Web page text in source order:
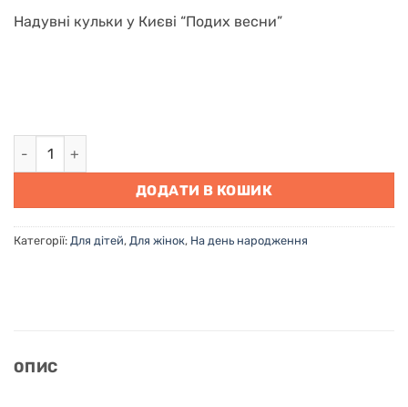
Надувні кульки у Києві “Подих весни”
Надувні кульки у Києві "Подих весни" кількість
ДОДАТИ В КОШИК
Категорії: Для дітей, Для жінок, На день народження
ОПИС